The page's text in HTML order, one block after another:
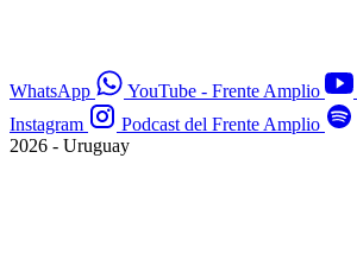
WhatsApp YouTube - Frente Amplio
Instagram
Podcast del Frente Amplio
2026 - Uruguay